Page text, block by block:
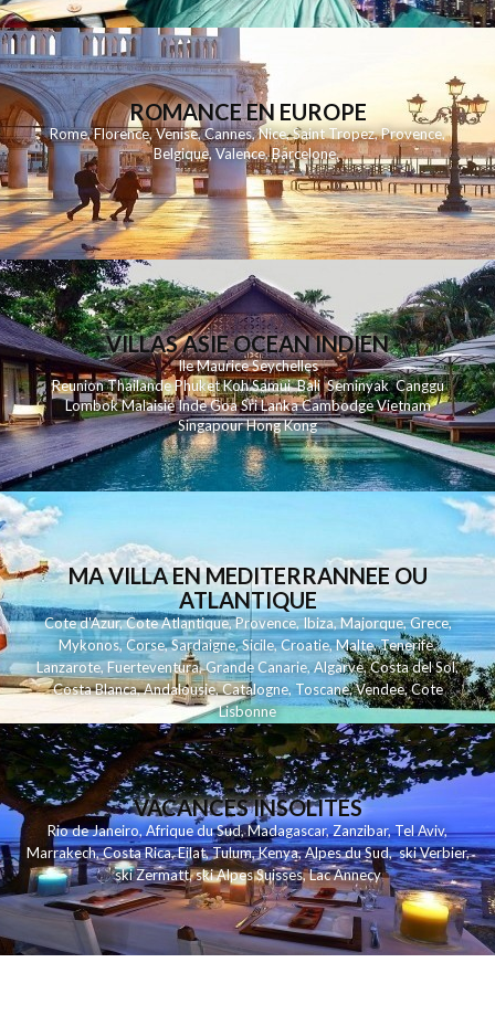
ROMANCE EN EUROPE
Rome,Florence,Venise,Cannes,Nice,Saint Tropez,Provence,
Belgique,Valence,Barcelone,
VILLAS ASIE OCEAN INDIEN
Ile MauriceSeychelles
ReunionThailandePhuketKohSamui Bali SeminyakCanggu
LombokMalaisieIndeGoaSri LankaCambodgeVietnam
SingapourHong Kong
MA VILLA EN MEDITERRANNEE OU
ATLANTIQUE
Cote d'Azur,Cote Atlantique,Provence,Ibiza,Majorque,Grece,
Mykonos,Corse,Sardaigne,Sicile,Croatie,Malte,Tenerife,
Lanzarote,Fuerteventura,Grande Canarie,Algarve,Costa del Sol,
Costa Blanca,Andalousie,Catalogne,Toscane,Vendee,Cote
Lisbonne
VACANCES INSOLITES
Rio de Janeiro,Afrique du Sud,Madagascar,Zanzibar,Tel Aviv,
Marrakech,Costa Rica,Eilat,Tulum,Kenya,Alpes du Sud,ski Verbier,
ski Zermatt,ski Alpes Suisses,Lac Annecy